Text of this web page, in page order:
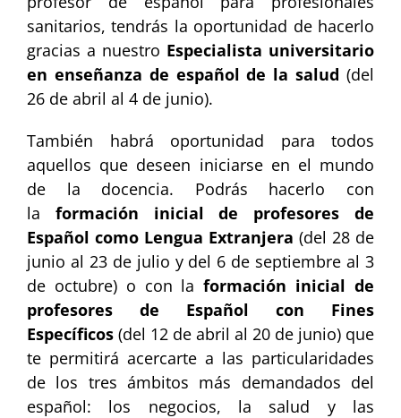
sanitarios, tendrás la oportunidad de hacerlo
gracias a nuestro Especialista universitario
en enseñanza de español de la salud (del
26 de abril al 4 de junio).
También habrá oportunidad para todos
aquellos que deseen iniciarse en el mundo
de la docencia. Podrás hacerlo con
la formación inicial de profesores de
Español como Lengua Extranjera (del 28 de
junio al 23 de julio y del 6 de septiembre al 3
de octubre) o con laformación inicial de
profesores de Español con Fines
Específicos (del 12 de abril al 20 de junio) que
te permitirá acercarte a las particularidades
de los tres ámbitos más demandados del
español: los negocios, la salud y las